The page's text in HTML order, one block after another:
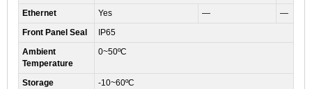
Ethernet Yes —
—
Front Panel Seal
IP65
Ambient
Temperature
0~50ºC
Storage
-10~60ºC